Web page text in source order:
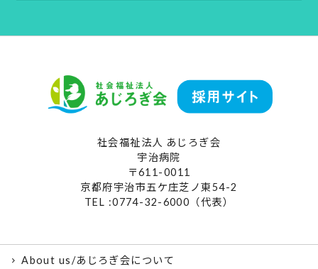
社会福祉法人 あじろぎ会
宇治病院
〒611-0011
京都府宇治市五ケ庄芝ノ東54-2
TEL :0774-32-6000（代表）
About us/あじろぎ会について